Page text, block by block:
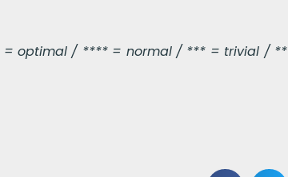
optimal / **** = normal / *** = trivial / **